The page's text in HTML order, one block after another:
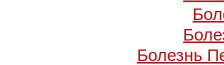
Болезнь